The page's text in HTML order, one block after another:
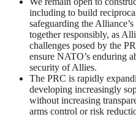
including to build
safeguarding the
together responsibly, as
challenges posed by the
ensure NATO’s enduring
security of Allies.
The PRC is rapidly
developing increasingly
without increasing
arms control or risk